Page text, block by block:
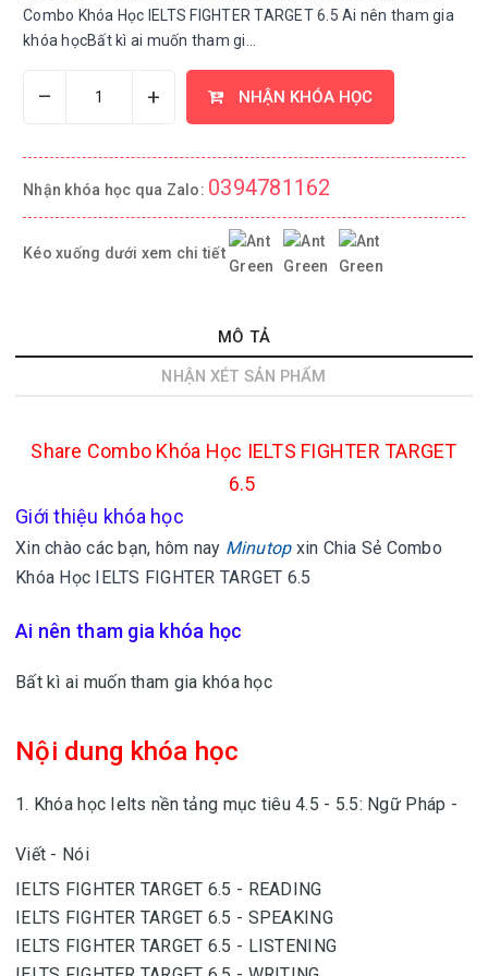
Combo Khóa Học IELTS FIGHTER TARGET 6.5 Ai nên tham gia
khóa họcBất kì ai muốn tham gi...
– + NHẬN KHÓA HỌC
Nhận khóa học qua Zalo: 0394781162
Kéo xuống dưới xem chi tiết
MÔ TẢ
NHẬN XÉT SẢN PHẨM
Share Combo Khóa Học IELTS FIGHTER TARGET
6.5
Giới thiệu khóa học
Xin chào các bạn, hôm nay Minutop xin Chia Sẻ Combo
Khóa Học IELTS FIGHTER TARGET 6.5
Ai nên tham gia khóa học
Bất kì ai muốn tham gia khóa học
Nội dung khóa học
1. Khóa học Ielts nền tảng mục tiêu 4.5 - 5.5: Ngữ Pháp -
Viết - Nói
IELTS FIGHTER TARGET 6.5 - READING
IELTS FIGHTER TARGET 6.5 - SPEAKING
IELTS FIGHTER TARGET 6.5 - LISTENING